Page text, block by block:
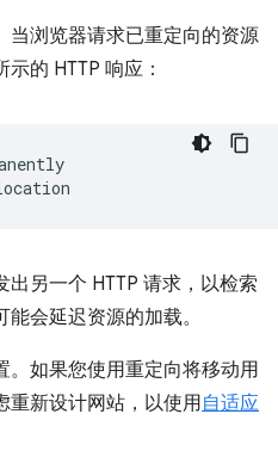
当浏览器请求已重定向的资源
的 HTTP 响应：
另一个 HTTP 请求，以检索
会延迟资源的加载。
。如果您使用重定向将移动用
重新设计网站，以使用自适应